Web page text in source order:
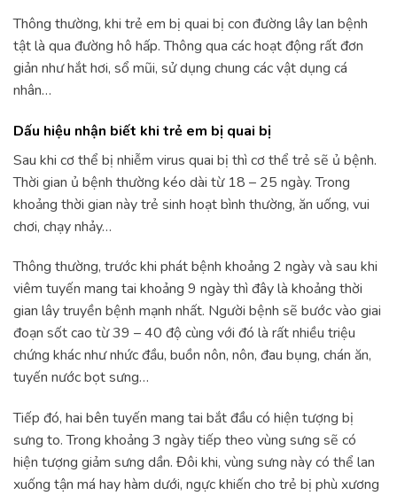
Thông thường, khi trẻ em bị quai bị con đường lây lan bệnh
tật là qua đường hô hấp. Thông qua các hoạt động rất đơn
giản như hắt hơi, sổ mũi, sử dụng chung các vật dụng cá
nhân…
Dấu hiệu nhận biết khi trẻ em bị quai bị
Sau khi cơ thể bị nhiễm virus quai bị thì cơ thể trẻ sẽ ủ bệnh.
Thời gian ủ bệnh thường kéo dài từ 18 – 25 ngày. Trong
khoảng thời gian này trẻ sinh hoạt bình thường, ăn uống, vui
chơi, chạy nhảy…
Thông thường, trước khi phát bệnh khoảng 2 ngày và sau khi
viêm tuyến mang tai khoảng 9 ngày thì đây là khoảng thời
gian lây truyền bệnh mạnh nhất. Người bệnh sẽ bước vào giai
đoạn sốt cao từ 39 – 40 độ cùng với đó là rất nhiều triệu
chứng khác như nhức đầu, buồn nôn, nôn, đau bụng, chán ăn,
tuyến nước bọt sưng…
Tiếp đó, hai bên tuyến mang tai bắt đầu có hiện tượng bị
sưng to. Trong khoảng 3 ngày tiếp theo vùng sưng sẽ có
hiện tượng giảm sưng dần. Đôi khi, vùng sưng này có thể lan
xuống tận má hay hàm dưới, ngực khiến cho trẻ bị phù xương